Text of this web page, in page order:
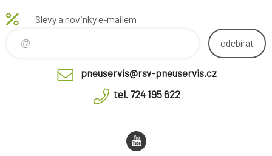
Slevy a novinky e-mailem
odebírat
pneuservis@rsv-pneuservis.cz
tel. 724 195 622